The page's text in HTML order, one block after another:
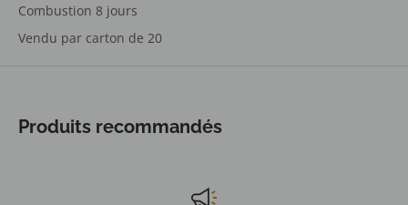
Combustion 8 jours
Vendu par carton de 20
Produits recommandés